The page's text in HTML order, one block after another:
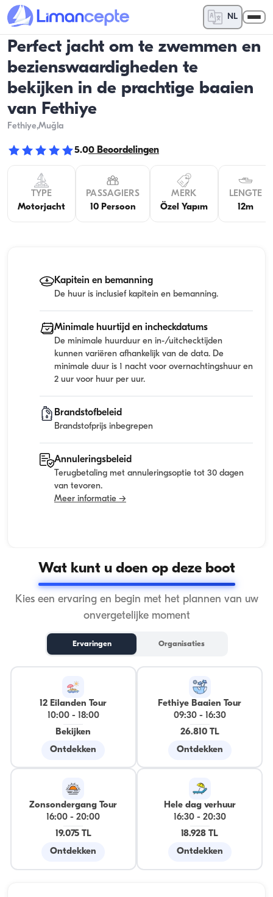
NL
Perfect jacht om te zwemmen en
bezienswaardigheden te
bekijken in de prachtige baaien
van Fethiye
Fethiye,Muğla
5.00 Beoordelingen
TYPE
Motorjacht
PASSAGIERS
10 Persoon
MERK
Özel Yapım
LENGTE
12m
Kapitein en bemanning
De huur is inclusief kapitein en bemanning.
Minimale huurtijd en incheckdatums
De minimale huurduur en in-/uitchecktijden
kunnen variëren afhankelijk van de data. De
minimale duur is 1 nacht voor overnachtingshuur en
2 uur voor huur per uur.
Brandstofbeleid
Brandstofprijs inbegrepen
Annuleringsbeleid
Terugbetaling met annuleringsoptie tot 30 dagen
van tevoren.
Meer informatie →
Wat kunt u doen op deze boot
Kies een ervaring en begin met het plannen van uw
onvergetelijke moment
Ervaringen Organisaties
12 Eilanden Tour
10:00-
18:00
Bekijken
Ontdekken
Fethiye Baaien Tour
09:30-
16:30
26.810 TL
Ontdekken
Zonsondergang Tour
16:00 -20:00
19.075 TL
Ontdekken
Hele dag verhuur
16:30- 20:30
18.928 TL
Ontdekken